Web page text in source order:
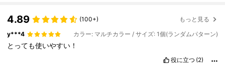
4.89 (100+) もっと見る
y***4 カラー: マルチカラー / サイズ: 1個(ランダムパターン)
とっても使いやすい！
役に立つ (2)